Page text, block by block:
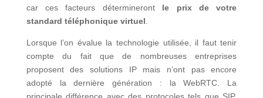
car ces facteurs détermineront le prix de votre
standard téléphonique virtuel.
Lorsque l’on évalue la technologie utilisée, il faut tenir
compte du fait que de nombreuses entreprises
proposent des solutions IP mais n’ont pas encore
adopté la dernière génération : la WebRTC. La